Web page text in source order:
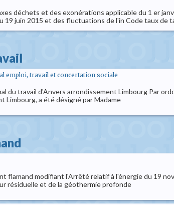
déchets et des exonérations applicable du 1 er
19 juin 2015 et des fluctuations de l'in Code taux de
emploi, travail et concertation sociale
du travail d'Anvers arrondissement Limbourg Par
Limbourg, a été désigné par Madame
flamand modifiant l'Arrêté relatif à l'énergie du 19
résiduelle et de la géothermie profonde